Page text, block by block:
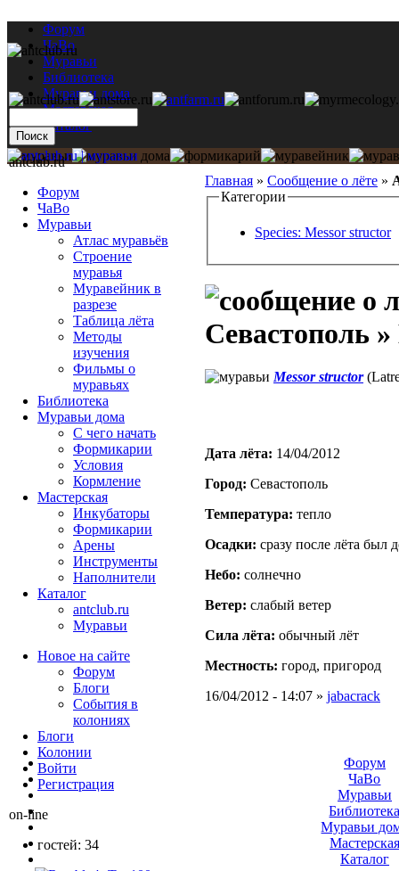
Форум
ЧаВо
Муравьи
Библиотека
Муравьи дома
Мастерская
Каталог
Главная » Сообщение о лёте »
Категории
Species: Messor structor
Севастополь
Messor structor
Дата лёта: 14/04/2012
Город: Севастополь
Температура: тепло
Осадки: сразу после лёта был
Небо: солнечно
Ветер: слабый ветер
Сила лёта: обычный лёт
Местность: город, пригород
16/04/2012 - 14:07 » jabacrack
antclub.ru
Форум
ЧаВо
Муравьи
Атлас муравьёв
Строение
муравья
Муравейник в
разрезе
Таблица лёта
Методы
изучения
Фильмы о
муравьях
Библиотека
Муравьи дома
С чего начать
Формикарии
Условия
Кормление
Мастерская
Инкубаторы
Формикарии
Арены
Инструменты
Наполнители
Каталог
antclub.ru
Муравьи
Новое на сайте
Форум
Блоги
События в
колониях
Блоги
Колонии
Войти
Peгиcтpaция
on-line
гостей: 34
Форум
ЧаВо
Муравьи
Муравьи
Мастерская
Каталог